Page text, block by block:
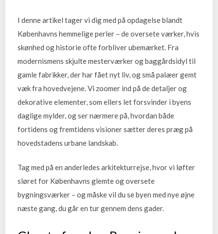
I denne artikel tager vi dig med på opdagelse blandt
Københavns hemmelige perler – de oversete værker, hvis
skønhed og historie ofte forbliver ubemærket. Fra
modernismens skjulte mesterværker og baggårdsidyl til
gamle fabrikker, der har fået nyt liv, og små palæer gemt
væk fra hovedvejene. Vi zoomer ind på de detaljer og
dekorative elementer, som ellers let forsvinder i byens
daglige mylder, og ser nærmere på, hvordan både
fortidens og fremtidens visioner sætter deres præg på
hovedstadens urbane landskab.
Tag med på en anderledes arkitekturrejse, hvor vi løfter
sløret for Københavns glemte og oversete
bygningsværker – og måske vil du se byen med nye øjne
næste gang, du går en tur gennem dens gader.